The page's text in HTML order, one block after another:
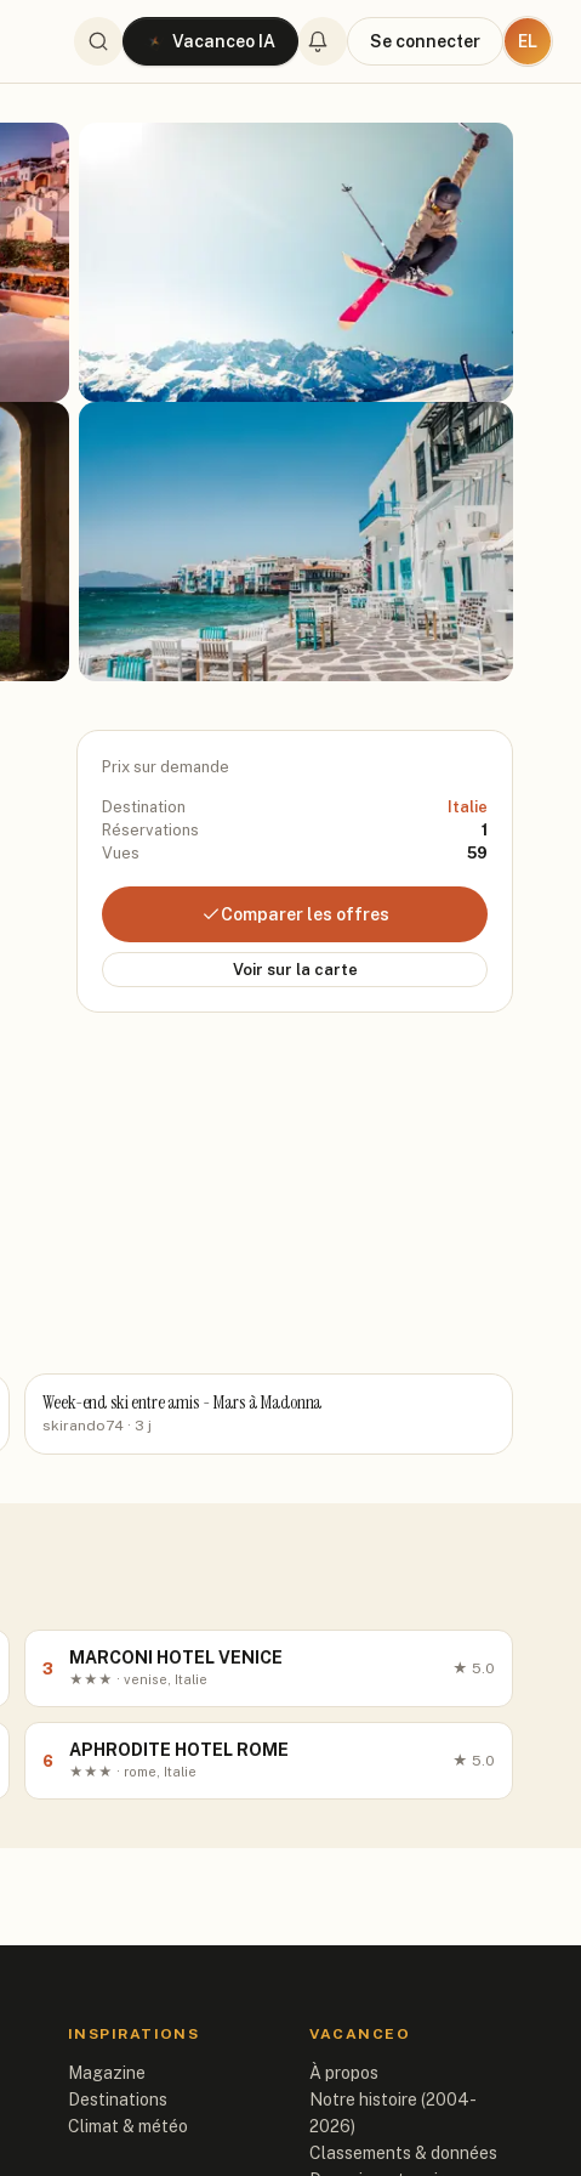
Vacanceo IA Se connecter EL
Prix sur demande
Destination
Italie
Réservations
1
Vues
59
Comparer les offres
Voir sur la carte
Week-end ski entre amis - Mars à Madonna
skirando74 · 3 j
3
MARCONI HOTEL VENICE
★★★ · venise, Italie
★ 5.0
6
APHRODITE HOTEL ROME
★★★ · rome, Italie
★ 5.0
INSPIRATIONS
Magazine
Destinations
Climat & météo
VACANCEO
À propos
Notre histoire (2004-
2026)
Classements & données